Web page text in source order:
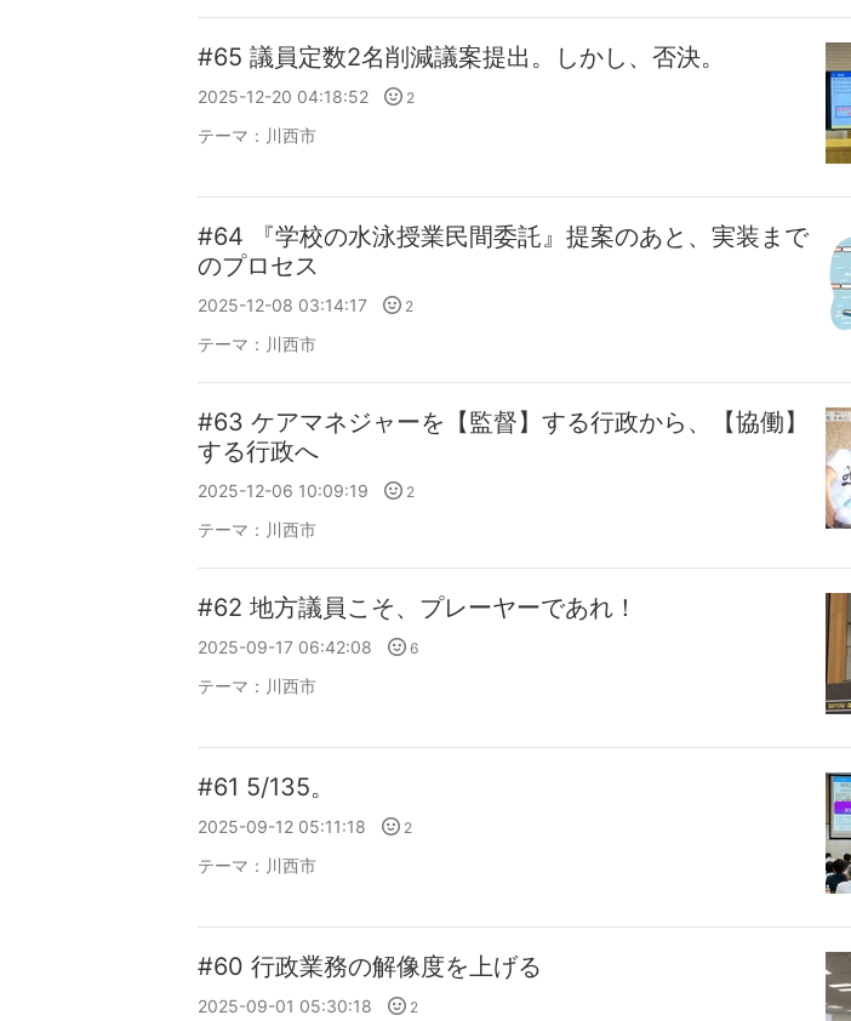
#65 議員定数2名削減議案提出。しかし、否決。
2025-12-20 04:18:52 2
テーマ： 川西市
#64 『学校の水泳授業民間委託』提案のあと、実装まで
のプロセス
2025-12-08 03:14:17 2
テーマ： 川西市
#63 ケアマネジャーを【監督】する行政から、【協働】
する行政へ
2025-12-06 10:09:19 2
テーマ： 川西市
#62 地方議員こそ、プレーヤーであれ！
2025-09-17 06:42:08 6
テーマ： 川西市
#61 5/135。
2025-09-12 05:11:18 2
テーマ： 川西市
#60 行政業務の解像度を上げる
2025-09-01 05:30:18 2